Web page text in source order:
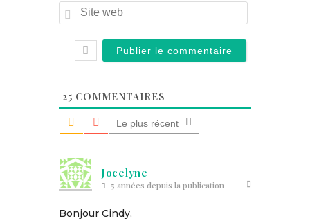
web
25 COMMENTAIRES
Le plus récent
Jocelyne
5 années depuis la publication
Bonjour Cindy,